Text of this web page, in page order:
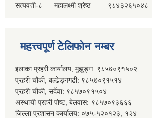
सत्यवती-८
महालक्ष्मी श्रेष्ठ ९८४३२६५०४८
महत्त्वपूर्ण टेलिफोन नम्बर
इलाका प्रहरी कार्यालय, मुझुङ्ग: ९८५७०९१५०२
प्रहरी चौकी, बल्ढेङ्गगढी: ९८५७०९१५१४
प्रहरी चौकी, सर्देवा: ९८५७०९१५०४
अस्थायी प्रहरी पोष्ट, बेलवास: ९८५७०९३६६६
जिल्ला प्रशासन कार्यालय: ०७५-५२०१२३, १२४